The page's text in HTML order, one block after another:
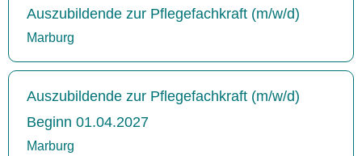
Auszubildende zur Pflegefachkraft (m/w/d)
Marburg
Auszubildende zur Pflegefachkraft (m/w/d)
Beginn 01.04.2027
Marburg